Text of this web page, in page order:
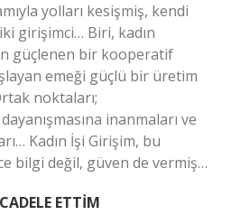
yolları kesişmiş, kendi
girişimci… Biri, kadın
güçlenen bir kooperatif
emeği güçlü bir üretim
noktaları;
inanmaları ve
Kadın İşi Girişim, bu
bilgi değil, güven de vermiş…
ETTİM